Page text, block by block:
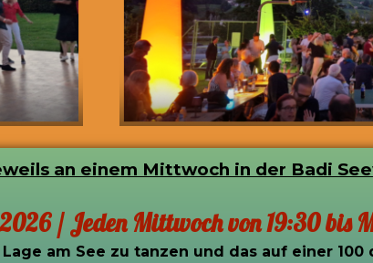
an einem Mittwoch in der Badi
/Jeden Mittwoch von 19:30 bis
am See zu tanzen und das auf einer 100